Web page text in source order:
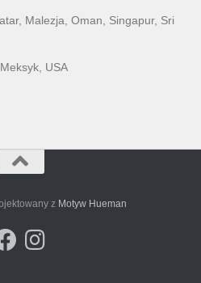
Malezja, Oman, Singapur, Sri
USA
z Motyw Hueman